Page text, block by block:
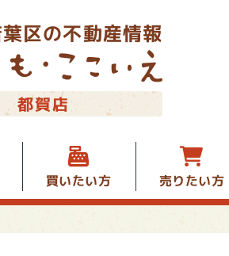
区の不動産情報
都賀店
買いたい方 売りたい方